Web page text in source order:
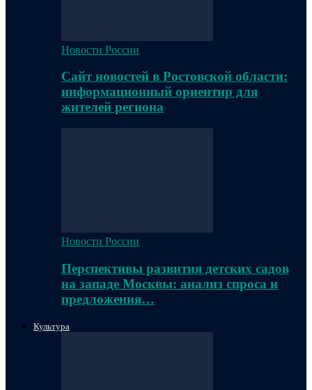
Новости России
Сайт новостей в Ростовской области:
информационный ориентир для
жителей региона
Новости России
Перспективы развития детских садов
на западе Москвы: анализ спроса и
предложения…
Культура